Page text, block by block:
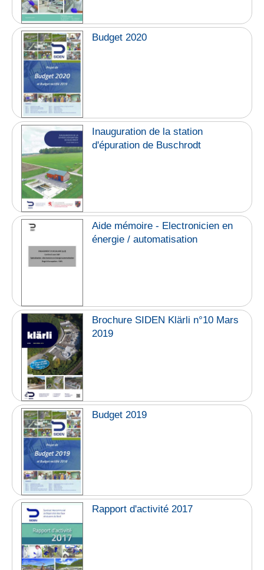
Budget 2020
Inauguration de la station
d'épuration de Buschrodt
Aide mémoire - Electronicien en
énergie / automatisation
Brochure SIDEN Klärli n°10 Mars
2019
Budget 2019
Rapport d'activité 2017